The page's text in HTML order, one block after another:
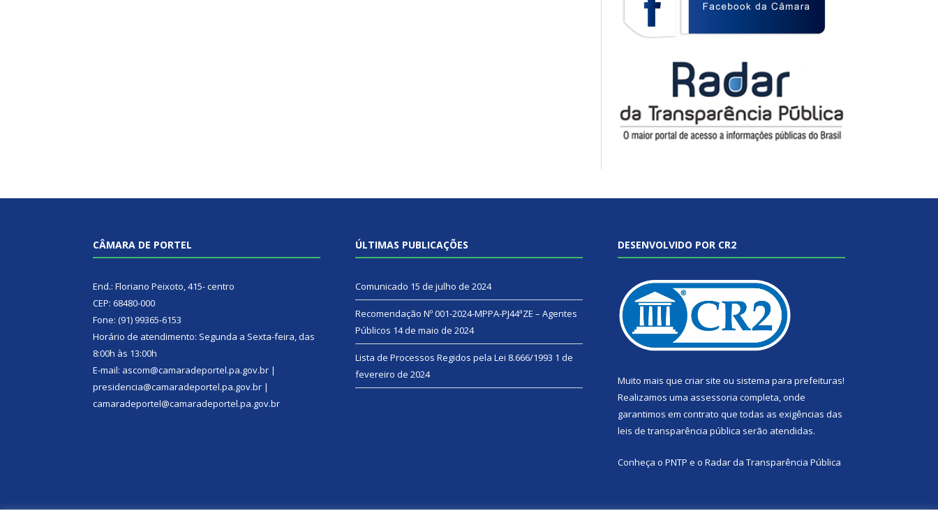
CÂMARA DE PORTEL
End.: Floriano Peixoto, 415- centro
CEP: 68480-000
Fone: (91) 99365-6153
Horário de atendimento: Segunda a Sexta-feira, das
8:00h às 13:00h
E-mail: ascom@camaradeportel.pa.gov.br |
presidencia@camaradeportel.pa.gov.br |
camaradeportel@camaradeportel.pa.gov.br
ÚLTIMAS PUBLICAÇÕES
Comunicado 15 de julho de 2024
Recomendação Nº 001-2024-MPPA-PJ44ªZE – Agentes
Públicos 14 de maio de 2024
Lista de Processos Regidos pela Lei 8.666/1993 1 de
fevereiro de 2024
DESENVOLVIDO POR CR2
Muito mais que criar site ou sistema para prefeituras!
Realizamos uma assessoria completa, onde
garantimos em contrato que todas as exigências das
leis de transparência pública serão atendidas.
Conheça o PNTP e o Radar da Transparência Pública